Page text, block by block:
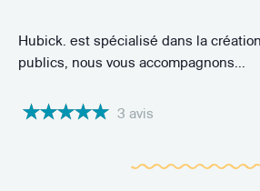
Hubick. est spécialisé dans la
publics, nous vous accompagnons...
3 avis